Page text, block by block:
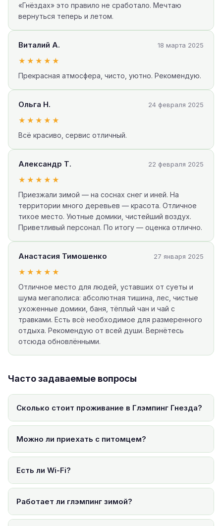
«Гнёздах» это правило не сработало. Мечтаю
вернуться теперь и летом.
Виталий А. 18 марта 2025
★★★★★
Прекрасная атмосфера, чисто, уютно. Рекомендую.
Ольга Н. 24 февраля 2025
★★★★★
Всё красиво, сервис отличный.
Александр Т. 22 февраля 2025
★★★★★
Приезжали зимой — на соснах снег и иней. На
территории много деревьев — красота. Отличное
тихое место. Уютные домики, чистейший воздух.
Приветливый персонал. По итогу — оценка отлично.
Анастасия Тимошенко 27 января 2025
★★★★★
Отличное место для людей, уставших от суеты и
шума мегаполиса: абсолютная тишина, лес, чистые
ухоженные домики, баня, тёплый чан и чай с
травками. Есть всё необходимое для размеренного
отдыха. Рекомендую от всей души. Вернётесь
отсюда обновлёнными.
Часто задаваемые вопросы
Сколько стоит проживание в Глэмпинг Гнезда?
Можно ли приехать с питомцем?
Есть ли Wi-Fi?
Работает ли глэмпинг зимой?